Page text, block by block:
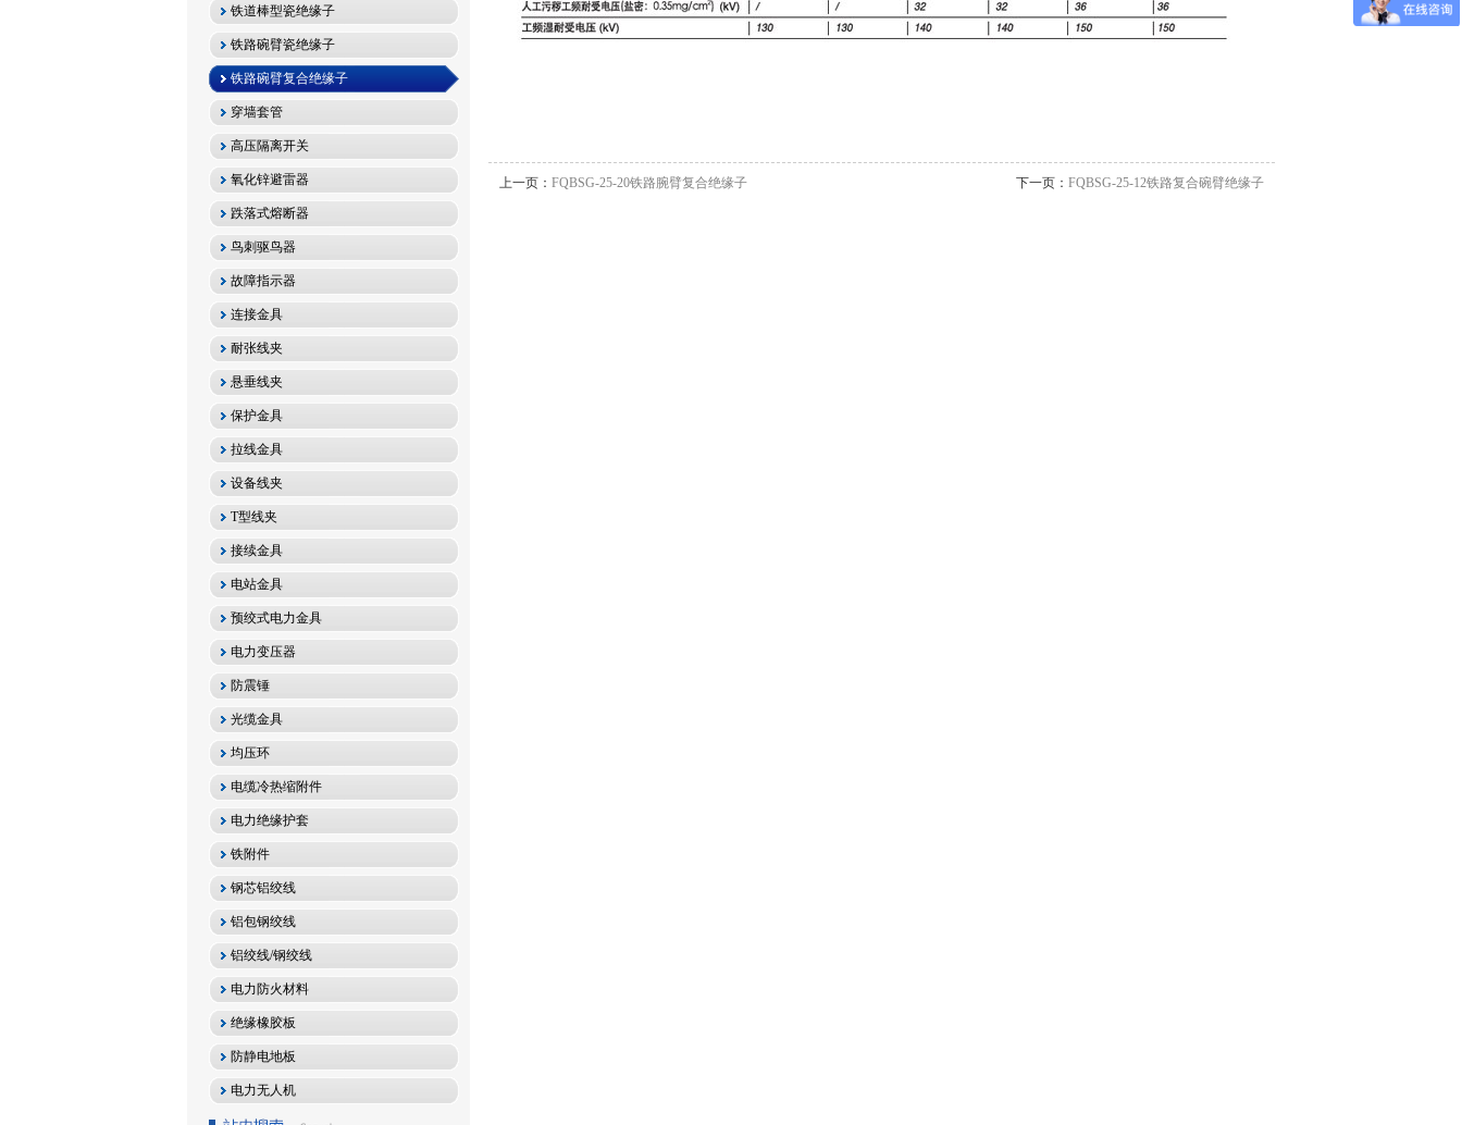
铁道棒型瓷绝缘子
铁路碗臂瓷绝缘子
铁路碗臂复合绝缘子
穿墙套管
高压隔离开关
氧化锌避雷器
跌落式熔断器
鸟刺驱鸟器
故障指示器
连接金具
耐张线夹
悬垂线夹
保护金具
拉线金具
设备线夹
T型线夹
接续金具
电站金具
预绞式电力金具
电力变压器
防震锤
光缆金具
均压环
电缆冷热缩附件
电力绝缘护套
铁附件
钢芯铝绞线
铝包钢绞线
铝绞线/钢绞线
电力防火材料
绝缘橡胶板
防静电地板
电力无人机
上一页： FQBSG-25-20铁路腕臂复合绝缘子 下一页： FQBSG-25-12铁路复合碗臂绝缘子